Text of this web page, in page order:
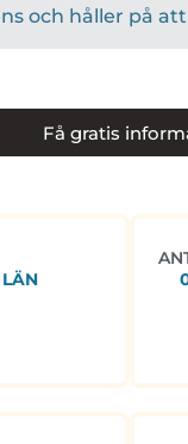
och håller på
Få gratis